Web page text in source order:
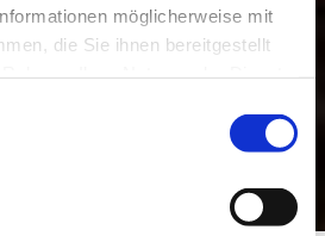
möglicherweise mit
die Sie ihnen bereitgestellt